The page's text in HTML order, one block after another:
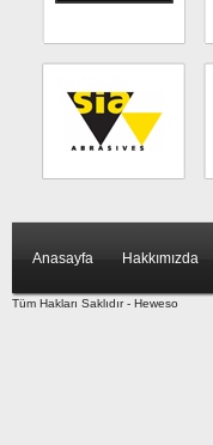
Anasayfa Hakkımızda
Tüm Hakları Saklıdır - Heweso